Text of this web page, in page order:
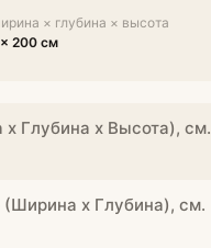
× глубина × высота
200 см
Глубина х Высота), см.
х Глубина), см.